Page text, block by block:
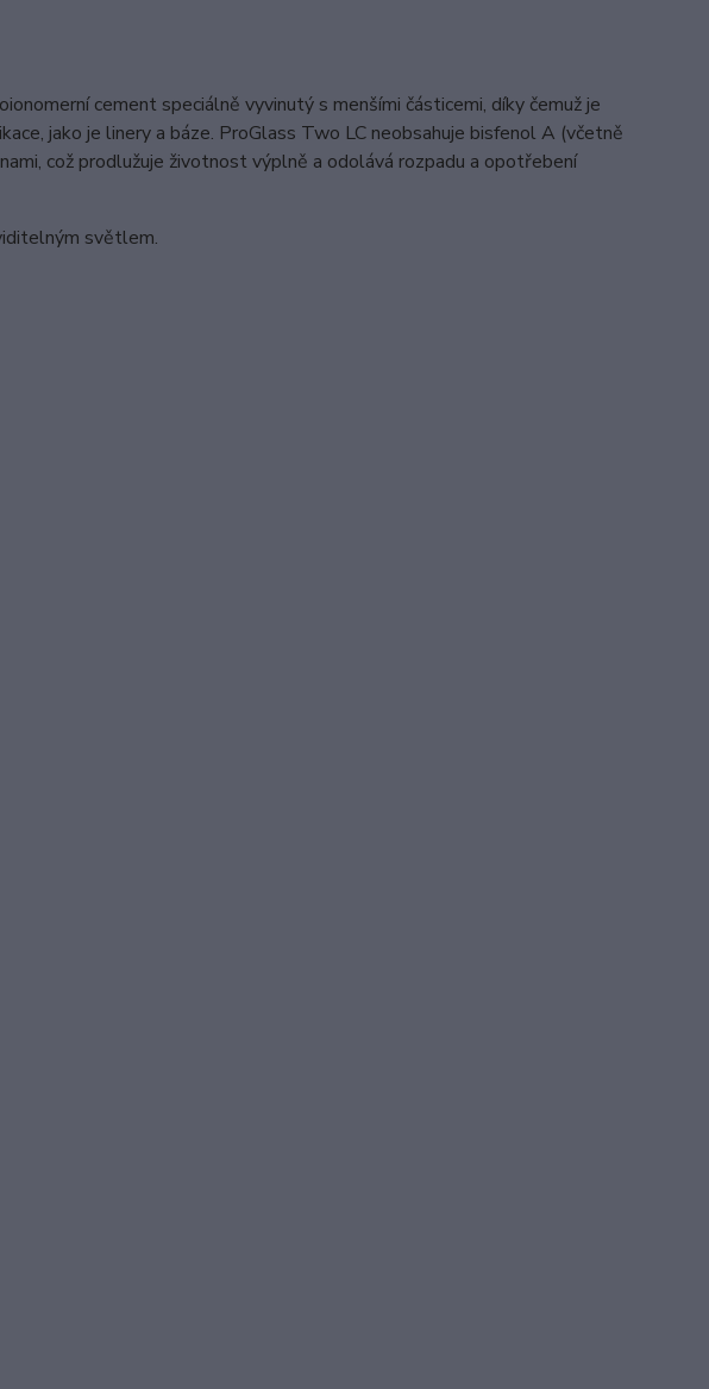
cement speciálně vyvinutý s menšími částicemi, díky čemuž je
jako je linery a báze. ProGlass Two LC neobsahuje bisfenol A (včetně
což prodlužuje životnost výplně a odolává rozpadu a opotřebení
světlem.